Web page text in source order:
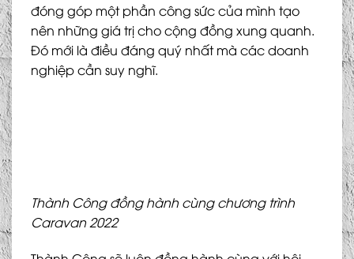
đóng góp một phần công sức của mình tạo
nên những giá trị cho cộng đồng xung quanh.
Đó mới là điều đáng quý nhất mà các doanh
nghiệp cần suy nghĩ.
Thành Công đồng hành cùng chương trình
Caravan 2022